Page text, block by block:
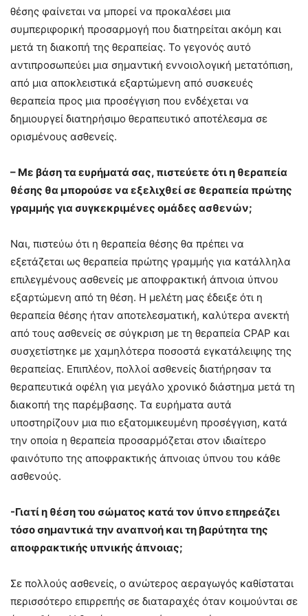
θέσης φαίνεται να μπορεί να προκαλέσει μια
συμπεριφορική προσαρμογή που διατηρείται ακόμη και
μετά τη διακοπή της θεραπείας. Το γεγονός αυτό
αντιπροσωπεύει μια σημαντική εννοιολογική μετατόπιση,
από μια αποκλειστικά εξαρτώμενη από συσκευές
θεραπεία προς μια προσέγγιση που ενδέχεται να
δημιουργεί διατηρήσιμο θεραπευτικό αποτέλεσμα σε
ορισμένους ασθενείς.
– Με βάση τα ευρήματά σας, πιστεύετε ότι η θεραπεία
θέσης θα μπορούσε να εξελιχθεί σε θεραπεία πρώτης
γραμμής για συγκεκριμένες ομάδες ασθενών;
Ναι, πιστεύω ότι η θεραπεία θέσης θα πρέπει να
εξετάζεται ως θεραπεία πρώτης γραμμής για κατάλληλα
επιλεγμένους ασθενείς με αποφρακτική άπνοια ύπνου
εξαρτώμενη από τη θέση. Η μελέτη μας έδειξε ότι η
θεραπεία θέσης ήταν αποτελεσματική, καλύτερα ανεκτή
από τους ασθενείς σε σύγκριση με τη θεραπεία CPAP και
συσχετίστηκε με χαμηλότερα ποσοστά εγκατάλειψης της
θεραπείας. Επιπλέον, πολλοί ασθενείς διατήρησαν τα
θεραπευτικά οφέλη για μεγάλο χρονικό διάστημα μετά τη
διακοπή της παρέμβασης. Τα ευρήματα αυτά
υποστηρίζουν μια πιο εξατομικευμένη προσέγγιση, κατά
την οποία η θεραπεία προσαρμόζεται στον ιδιαίτερο
φαινότυπο της αποφρακτικής άπνοιας ύπνου του κάθε
ασθενούς.
-Γιατί η θέση του σώματος κατά τον ύπνο επηρεάζει
τόσο σημαντικά την αναπνοή και τη βαρύτητα της
αποφρακτικής υπνικής άπνοιας;
Σε πολλούς ασθενείς, ο ανώτερος αεραγωγός καθίσταται
περισσότερο επιρρεπής σε διαταραχές όταν κοιμούνται σε